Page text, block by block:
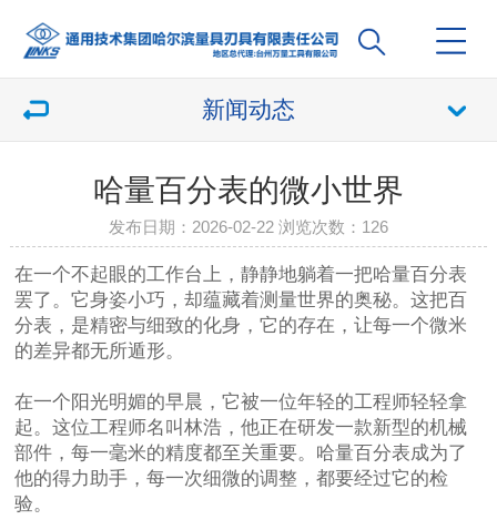
新闻动态
哈量百分表的微小世界
发布日期：2026-02-22 浏览次数： 126
在一个不起眼的工作台上，静静地躺着一把哈量百分表
罢了。它身姿小巧，却蕴藏着测量世界的奥秘。这把百
分表，是精密与细致的化身，它的存在，让每一个微米
的差异都无所遁形。
在一个阳光明媚的早晨，它被一位年轻的工程师轻轻拿
起。这位工程师名叫林浩，他正在研发一款新型的机械
部件，每一毫米的精度都至关重要。哈量百分表成为了
他的得力助手，每一次细微的调整，都要经过它的检
验。